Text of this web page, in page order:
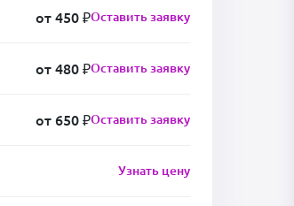
от 450 ₽Оставить заявку
от 480 ₽Оставить заявку
от 650 ₽Оставить заявку
Узнать цену